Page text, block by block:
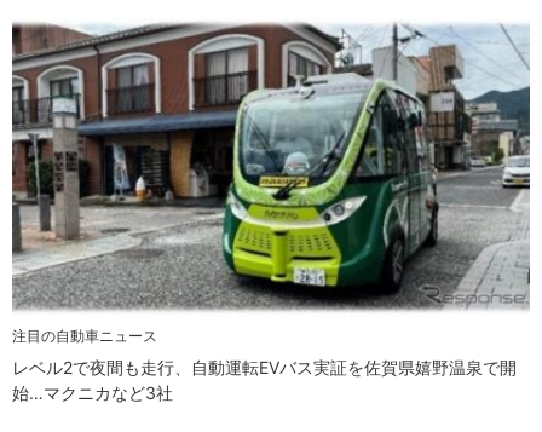
注目の自動車ニュース
レベル2で夜間も走行、自動運転EVバス実証を佐賀県嬉野温泉で開
始…マクニカなど3社